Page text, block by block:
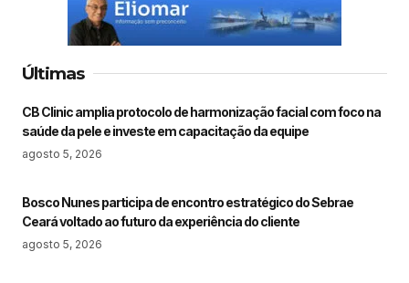
Últimas
CB Clinic amplia protocolo de harmonização facial com foco na
saúde da pele e investe em capacitação da equipe
agosto 5, 2026
Bosco Nunes participa de encontro estratégico do Sebrae
Ceará voltado ao futuro da experiência do cliente
agosto 5, 2026